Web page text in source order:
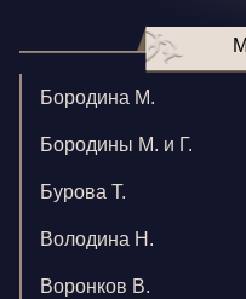
Бородина М.
Бородины М. и Г.
Бурова Т.
Володина Н.
Воронков В.